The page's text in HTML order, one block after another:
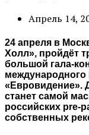
Апрель 14,
24 апреля в
Холл», пройдёт
большой гала-
международного
«Евровидение».
станет самой
российских pre-
собственных